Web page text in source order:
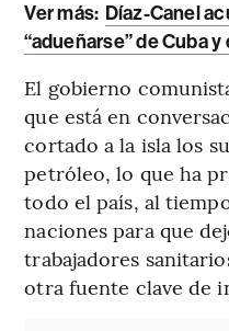
Ver más: Díaz-Canel
“adueñarse” de Cuba
El gobierno
que está en
cortado a la isla los
petróleo, lo que ha
todo el país, al
naciones para que
trabajadores
otra fuente clave de